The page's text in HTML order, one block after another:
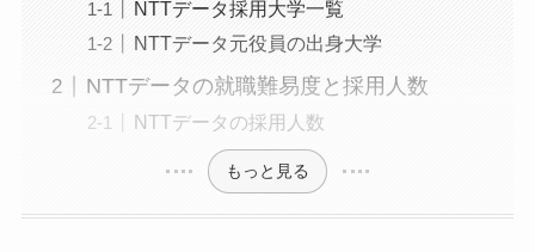
NTTデータ採用大学一覧
NTTデータ元役員の出身大学
NTTデータの就職難易度と採用人数
NTTデータの採用人数
もっと見る